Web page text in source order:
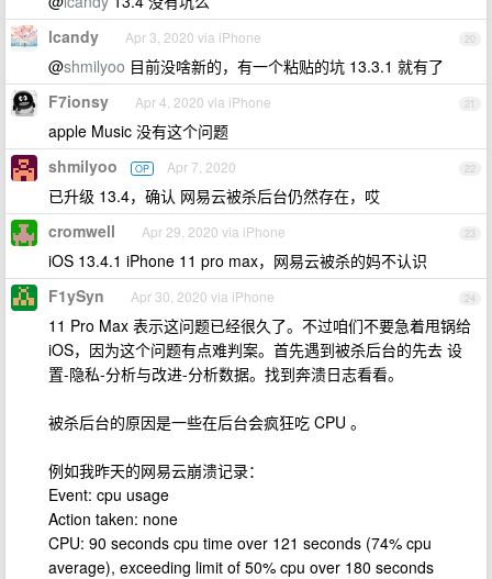
20
lcandy Apr 3, 2020 via iPhone
@shmilyoo 目前没啥新的，有一个粘贴的坑 13.3.1 就有了
21
F7ionsy Apr 4, 2020 via iPhone
apple Music 没有这个问题
22
shmilyoo OP Apr 7, 2020
已升级 13.4，确认 网易云被杀后台仍然存在，哎
23
cromwell Apr 29, 2020 via iPhone
iOS 13.4.1 iPhone 11 pro max，网易云被杀的妈不认识
24
F1ySyn Apr 30, 2020 via iPhone
11 Pro Max 表示这问题已经很久了。不过咱们不要急着甩锅给
iOS，因为这个问题有点难判案。首先遇到被杀后台的先去 设
置-隐私-分析与改进-分析数据。找到奔溃日志看看。
被杀后台的原因是一些在后台会疯狂吃 CPU 。
例如我昨天的网易云崩溃记录：
Event: cpu usage
Action taken: none
CPU: 90 seconds cpu time over 121 seconds (74% cpu
average), exceeding limit of 50% cpu over 180 seconds